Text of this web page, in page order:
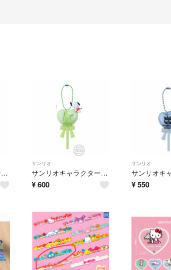
サンリオキャラクターズ バルーンポップチャーム&グミ クロミ
サンリオ
サンリオキャラクターズ バルーンポップチャーム&グミ ポチャッコ
¥600
サンリオ
¥ 550